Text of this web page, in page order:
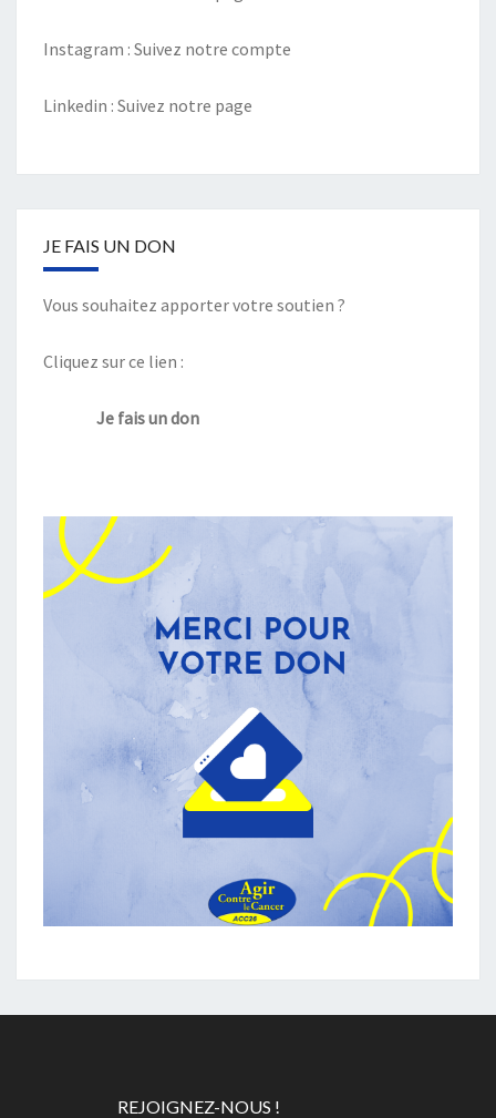
Instagram : Suivez notre compte
Linkedin : Suivez notre page
JE FAIS UN DON
Vous souhaitez apporter votre soutien ?
Cliquez sur ce lien :
Je fais un don
REJOIGNEZ-NOUS !